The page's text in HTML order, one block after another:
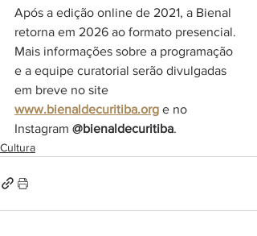
Após a edição online de 2021, a Bienal
retorna em 2026 ao formato presencial.
Mais informações sobre a programação
e a equipe curatorial serão divulgadas
em breve no site
www.bienaldecuritiba.org e no
Instagram @bienaldecuritiba.
Cultura